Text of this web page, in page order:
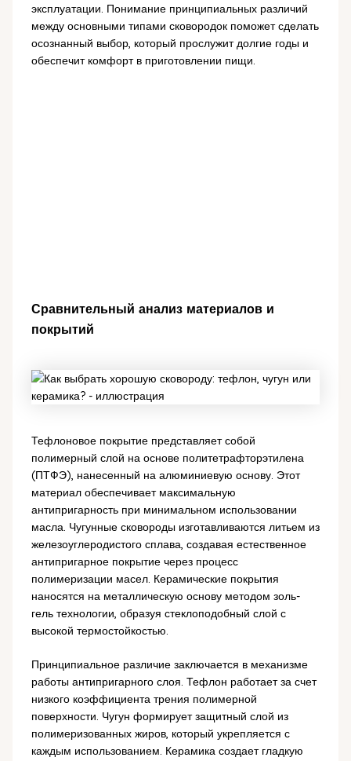
эксплуатации. Понимание принципиальных различий
между основными типами сковородок поможет сделать
осознанный выбор, который прослужит долгие годы и
обеспечит комфорт в приготовлении пищи.
Сравнительный анализ материалов и
покрытий
Тефлоновое покрытие представляет собой
полимерный слой на основе политетрафторэтилена
(ПТФЭ), нанесенный на алюминиевую основу. Этот
материал обеспечивает максимальную
антипригарность при минимальном использовании
масла. Чугунные сковороды изготавливаются литьем из
железоуглеродистого сплава, создавая естественное
антипригарное покрытие через процесс
полимеризации масел. Керамические покрытия
наносятся на металлическую основу методом золь-
гель технологии, образуя стеклоподобный слой с
высокой термостойкостью.
Принципиальное различие заключается в механизме
работы антипригарного слоя. Тефлон работает за счет
низкого коэффициента трения полимерной
поверхности. Чугун формирует защитный слой из
полимеризованных жиров, который укрепляется с
каждым использованием. Керамика создает гладкую